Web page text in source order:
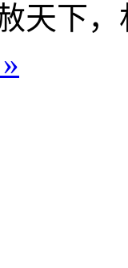
天下